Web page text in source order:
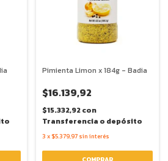
Pimienta Limon x 184g - Badia
$16.139,92
$15.332,92con
Transferencia o depósito
3 x $5.379,97 sin interés